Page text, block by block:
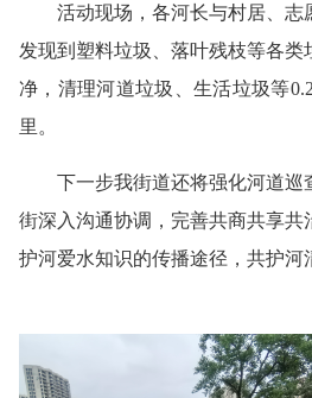
活动现场，各河长与村居、志
发现到塑料垃圾、落叶残枝等各
净，清理河道垃圾、生活垃圾等
里。
下一步我街道还将强化河道巡
街深入沟通协调，完善共商共享共
护河爱水知识的传播途径，共护河